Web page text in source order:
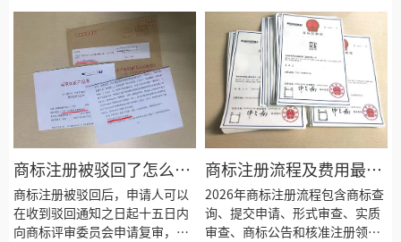
正，2027年1月1日起施行），从
法律定义、规制措施、异议与无
效宣告维权途径及事前预防策略
四个维度，详细解析商标恶意抢
注的认定标准和应对方法，帮助
企业和个人有效应对商标抢注问
题，保护自有品牌权益。
标的法律边界、销售侵权商品的
法律责任三个维度深入分析，并
依据《中华人民共和国商标法》
（2026年修正，2027年1月1日
起施行）及国家知识产权局商标
审查审理标准，为直播从业者提
供商标合规指导与侵权防范建
议。
商标注册被驳回了怎么复
审？2026年驳回复审流程
及成功率分析
商标注册被驳回后，申请人可以
在收到驳回通知之日起十五日内
向商标评审委员会申请复审，复
商标注册流程及费用最新
版？2026年商标注册完整
指南
2026年商标注册流程包含商标查
询、提交申请、形式审查、实质
审查、商标公告和核准注册领证